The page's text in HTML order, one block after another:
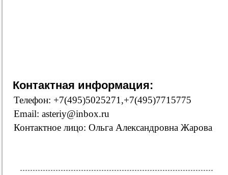
Контактная информация:
Телефон: +7(495)5025271,+7(495)7715775
Email: asteriy@inbox.ru
Контактное лицо: Ольга Александровна Жарова